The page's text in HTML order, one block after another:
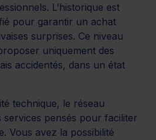
L’historique est
pour garantir un achat
surprises. Ce niveau
uniquement des
accidentés, dans un état
technique, le réseau
services pensés pour faciliter
Vous avez la possibilité